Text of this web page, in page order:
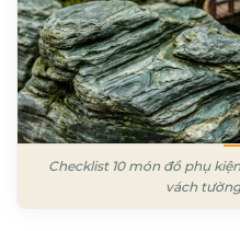
Checklist 10 món đồ phụ
vách